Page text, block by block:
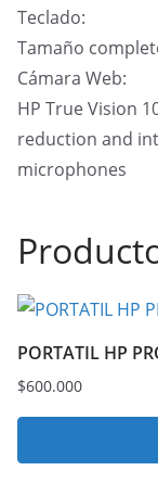
Teclado:
Tamaño
Cámara Web:
HP True Vision
reduction and
microphones
PORTATIL HP
$600.000